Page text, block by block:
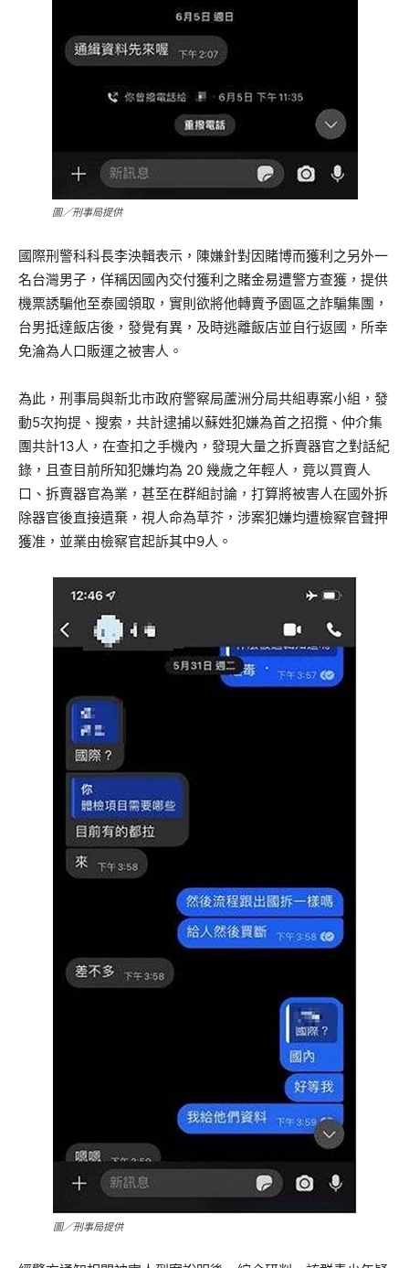
圖／刑事局提供
國際刑警科科長李泱輯表示，陳嫌針對因賭博而獲利之另外一
名台灣男子，佯稱因國內交付獲利之賭金易遭警方查獲，提供
機票誘騙他至泰國領取，實則欲將他轉賣予園區之詐騙集團，
台男抵達飯店後，發覺有異，及時逃離飯店並自行返國，所幸
免淪為人口販運之被害人。
為此，刑事局與新北市政府警察局蘆洲分局共組專案小組，發
動5次拘提、搜索，共計逮捕以蘇姓犯嫌為首之招攬、仲介集
團共計13人，在查扣之手機內，發現大量之拆賣器官之對話紀
錄，且查目前所知犯嫌均為 20 幾歲之年輕人，竟以買賣人
口、拆賣器官為業，甚至在群組討論，打算將被害人在國外拆
除器官後直接遺棄，視人命為草芥，涉案犯嫌均遭檢察官聲押
獲准，並業由檢察官起訴其中9人。
圖／刑事局提供